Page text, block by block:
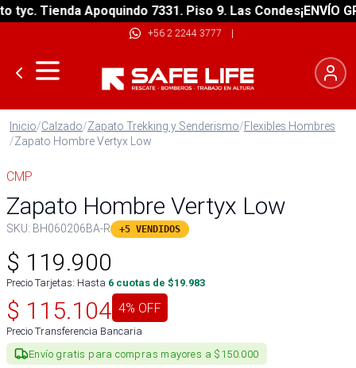
Tienda Apoquindo 7331. Piso 9. Las Condes¡ENVÍO
+56 2 2244 3777 |
Inicio/Calzado/Zapato Trekking y Senderismo/Flexibles Hombres
/Zapato Hombre Vertyx Low
CMP
Zapato Hombre Vertyx Low
SKU: BH060206BA-R +5 VENDIDOS
$ 119.900
Precio Tarjetas: Hasta 6 cuotas de $19.983
$ 115.104 4% OFF
Precio Transferencia Bancaria
Envío gratis para compras mayores a $150.000